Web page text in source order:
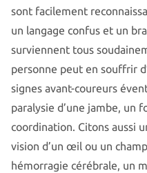
sont facilement
un langage confus et un
surviennent tous
personne peut en souffrir
signes avant-coureurs
paralysie d’une jambe, un
coordination. Citons aussi
vision d’un œil ou un
hémorragie cérébrale, un